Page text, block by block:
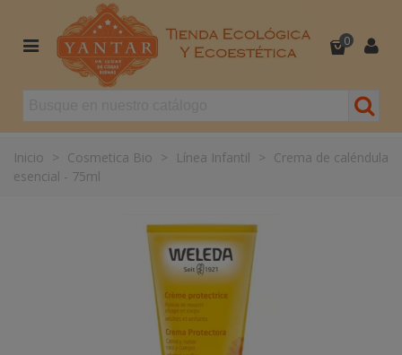
0
Inicio > Cosmetica Bio > Línea Infantil > Crema de caléndula
esencial - 75ml